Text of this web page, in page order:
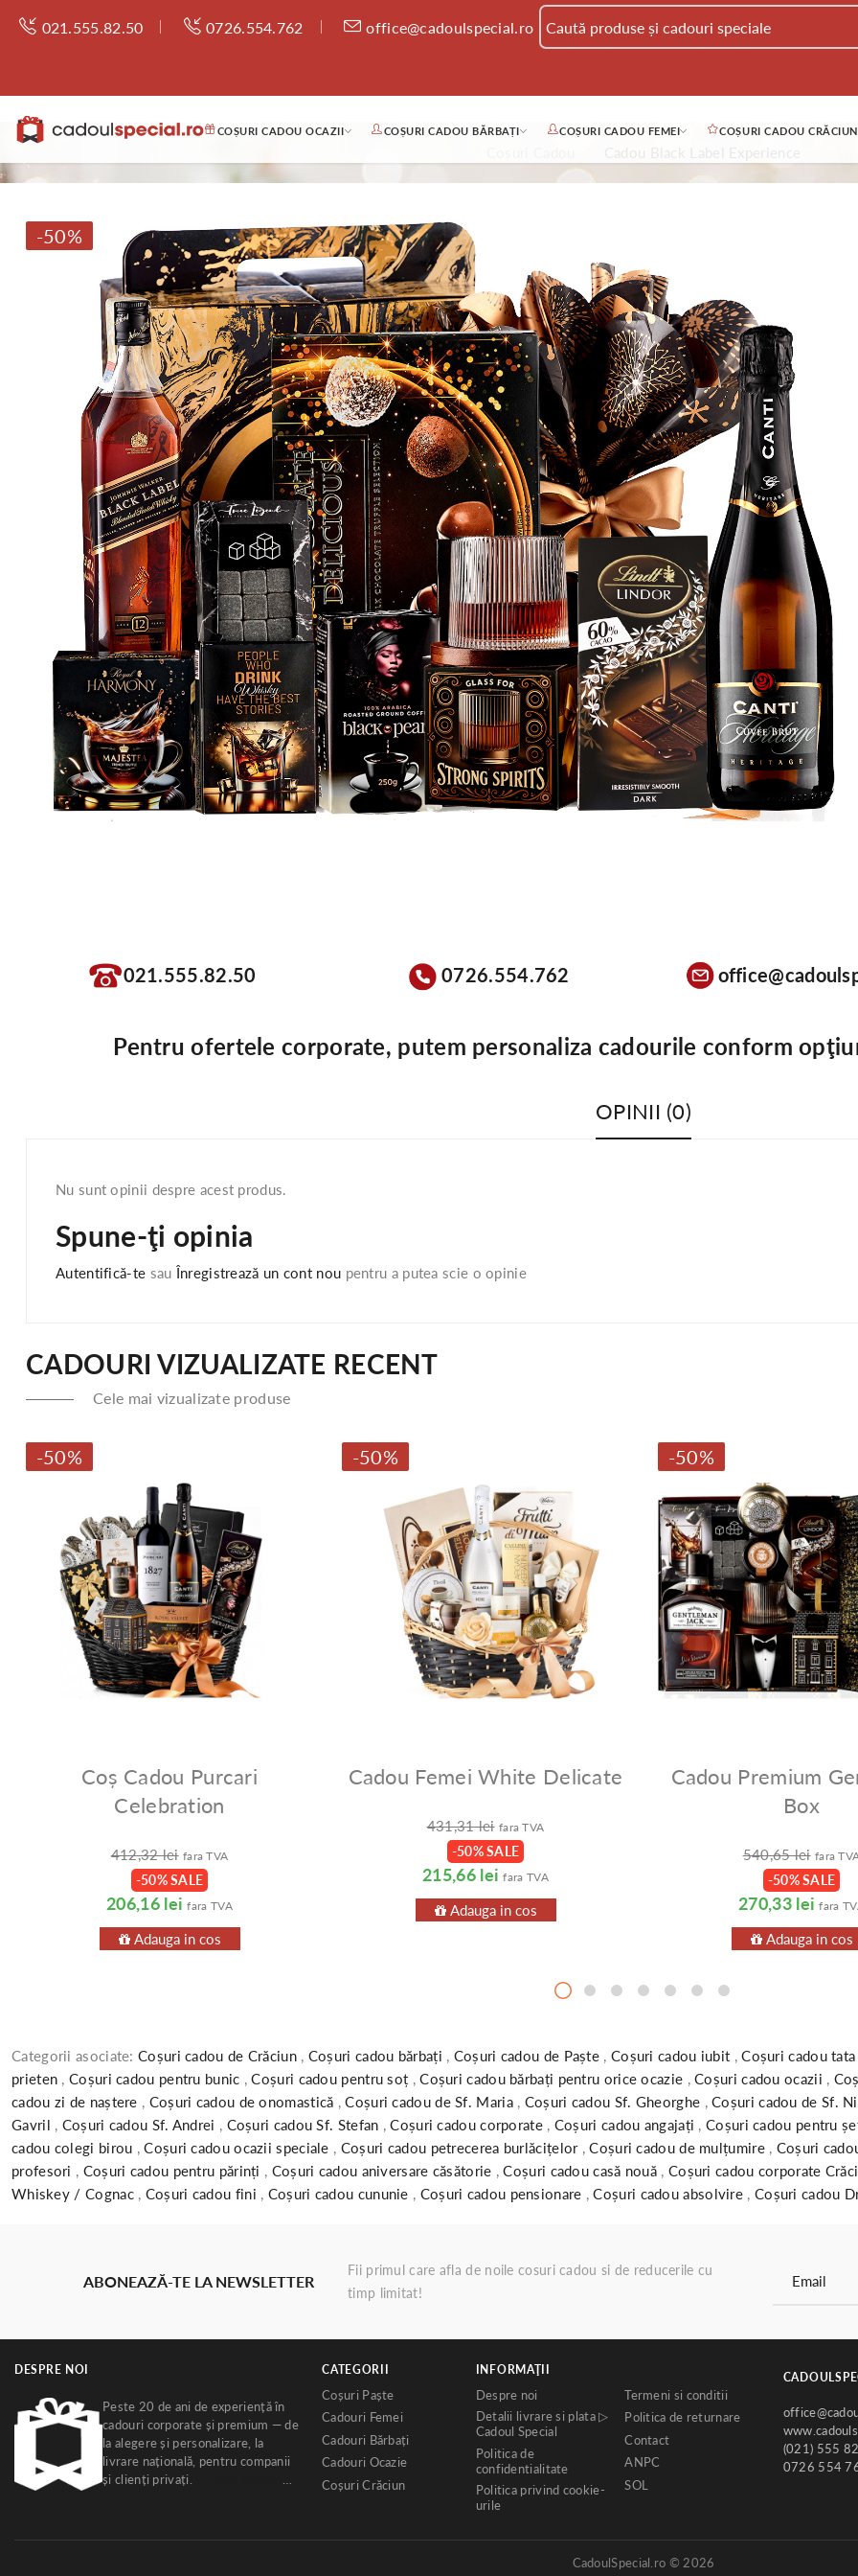
021.555.82.50 0726.554.762 office@cadoulspecial.ro
COȘURI CADOU OCAZII COȘURI CADOU BĂRBAȚI COȘURI CADOU FEMEI COȘURI CADOU CRĂCIUN
-50%
021.555.82.50 0726.554.762
Pentru ofertele corporate, putem personaliza cadourile conform
OPINII (0)
Nu sunt opinii despre acest produs.
Spune-ţi opinia
Autentifică-te sau Înregistrează un cont nou pentru a putea scie o opinie
CADOURI VIZUALIZATE RECENT
Cele mai vizualizate produse
-50%
Coș Cadou Purcari
Celebration
412,32 lei fara TVA
-50% SALE
206,16 lei fara TVA
Adauga in cos
-50%
Cadou Femei White Delicate
431,31 lei fara TVA
-50% SALE
215,66 lei fara TVA
Adauga in cos
-50%
Cadou Premium
Box
540,65 lei fara
-50% SALE
270,33 lei fara
Adauga in cos
Categorii asociate:Coșuri cadou de Crăciun , Coșuri cadou bărbați , Coșuri cadou de Paște , Coșuri cadou iubit ,Coșuri cadou
prieten ,Coșuri cadou pentru bunic ,Coșuri cadou pentru soț ,Coșuri cadou bărbați pentru orice ocazie ,Coșuri cadou ocazii ,
cadou zi de naștere , Coșuri cadou de onomastică ,Coșuri cadou de Sf. Maria , Coșuri cadou Sf. Gheorghe ,Coșuri cadou de Sf.
Gavril , Coșuri cadou Sf. Andrei , Coșuri cadou Sf. Stefan ,Coșuri cadou corporate , Coșuri cadou angajați ,Coșuri cadou pentru
cadou colegi birou ,Coșuri cadou ocazii speciale , Coșuri cadou petrecerea burlăcițelor ,Coșuri cadou de mulțumire , Coșuri
profesori , Coșuri cadou pentru părinți , Coșuri cadou aniversare căsătorie ,Coșuri cadou casă nouă , Coșuri cadou corporate
Whiskey / Cognac , Coșuri cadou fini , Coșuri cadou cununie , Coșuri cadou pensionare ,Coșuri cadou absolvire , Coșuri cadou
ABONEAZĂ-TE LA NEWSLETTER
Fii primul care afla de noile cosuri cadou si de reducerile cu
timp limitat!
DESPRE NOI
Peste 20 de ani de experiență în
cadouri corporate și premium — de
la alegere și personalizare, la
livrare națională, pentru companii
și clienți privați.
CATEGORII
Coșuri Paște
Cadouri Femei
Cadouri Bărbați
Cadouri Ocazie
Coșuri Crăciun
INFORMAŢII
Despre noi
Detalii livrare si plata ▷
Cadoul Special
Politica de
confidentialitate
Politica privind cookie-
urile
Termeni si conditii
Politica de returnare
Contact
ANPC
SOL
(021) 555
0726 554
CadoulSpecial.ro © 2026